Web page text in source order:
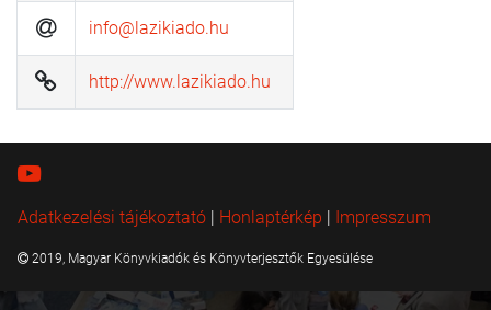
info@lazikiado.hu
http://www.lazikiado.hu
Adatkezelési tájékoztató | Honlaptérkép | Impresszum
2019, Magyar Könyvkiadók és Könyvterjesztők Egyesülése